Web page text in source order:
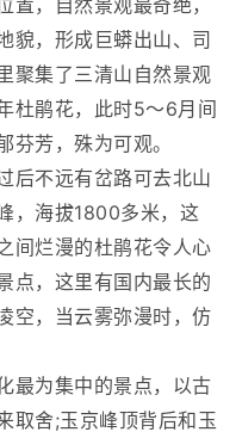
，自然景观最奇绝，
貌，形成巨蟒出山、司
聚集了三清山自然景观
杜鹃花，此时5～6月间
芬芳，殊为可观。
不远有岔路可去北山
，海拔1800多米，这
间烂漫的杜鹃花令人心
点，这里有国内最长的
空，当云雾弥漫时，仿
为集中的景点，以古
取舍;玉京峰顶背后和玉